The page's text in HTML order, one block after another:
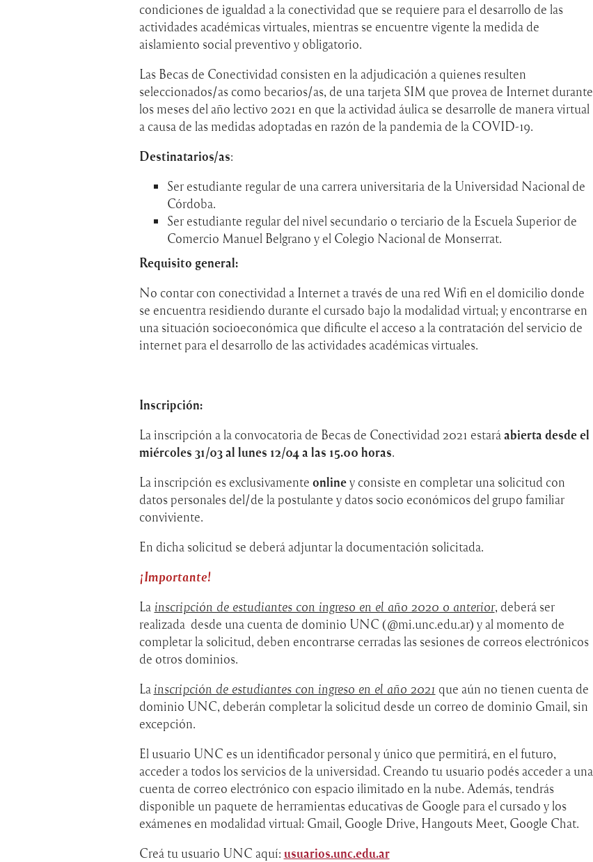
condiciones de igualdad a la conectividad que se requiere para el desarrollo de las
actividades académicas virtuales, mientras se encuentre vigente la medida de
aislamiento social preventivo y obligatorio.
Las Becas de Conectividad consisten en la adjudicación a quienes resulten
seleccionados/as como becarios/as, de una tarjeta SIM que provea de Internet durante
los meses del año lectivo 2021 en que la actividad áulica se desarrolle de manera virtual
a causa de las medidas adoptadas en razón de la pandemia de la COVID-19.
Destinatarios/as:
Ser estudiante regular de una carrera universitaria de la Universidad Nacional de
Córdoba.
Ser estudiante regular del nivel secundario o terciario de la Escuela Superior de
Comercio Manuel Belgrano y el Colegio Nacional de Monserrat.
Requisito general:
No contar con conectividad a Internet a través de una red Wifi en el domicilio donde
se encuentra residiendo durante el cursado bajo la modalidad virtual; y encontrarse en
una situación socioeconómica que dificulte el acceso a la contratación del servicio de
internet para el desarrollo de las actividades académicas virtuales.
Inscripción:
La inscripción a la convocatoria de Becas de Conectividad 2021 estará abierta desde el
miércoles 31/03 al lunes 12/04 a las 15.00 horas.
La inscripción es exclusivamente onliney consiste en completar una solicitud con
datos personales del/de la postulante y datos socio económicos del grupo familiar
conviviente.
En dicha solicitud se deberá adjuntar la documentación solicitada.
¡Importante!
La inscripción de estudiantes con ingreso en el año 2020 o anterior, deberá ser
realizada desde una cuenta de dominio UNC (@mi.unc.edu.ar) y al momento de
completar la solicitud, deben encontrarse cerradas las sesiones de correos electrónicos
de otros dominios.
La inscripción de estudiantes con ingreso en el año 2021 que aún no tienen cuenta de
dominio UNC, deberán completar la solicitud desde un correo de dominio Gmail, sin
excepción.
El usuario UNC es un identificador personal y único que permitirá, en el futuro,
acceder a todos los servicios de la universidad. Creando tu usuario podés acceder a una
cuenta de correo electrónico con espacio ilimitado en la nube. Además, tendrás
disponible un paquete de herramientas educativas de Google para el cursado y los
exámenes en modalidad virtual: Gmail, Google Drive, Hangouts Meet, Google Chat.
Creá tu usuario UNC aquí: usuarios.unc.edu.ar